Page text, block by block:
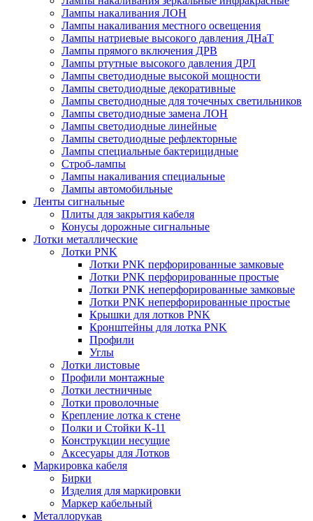
Лампы накаливания ЛОН
Лампы накаливания местного освещения
Лампы натриевые высокого давления ДНаТ
Лампы прямого включения ДРВ
Лампы ртутные высокого давления ДРЛ
Лампы светодиодные высокой мощности
Лампы светодиодные декоративные
Лампы светодиодные для точечных светильников
Лампы светодиодные замена ЛОН
Лампы светодиодные линейные
Лампы светодиодные рефлекторные
Лампы специальные бактерицидные
Строб-лампы
Лампы накаливания специальные
Лампы автомобильные
Ленты сигнальные
Плиты для закрытия кабеля
Конусы дорожные сигнальные
Лотки металлические
Лотки PNK
Лотки PNK перфорированные замковые
Лотки PNK перфорированные простые
Лотки PNK неперфорированные замковые
Лотки PNK неперфорированные простые
Крышки для лотков PNK
Кронштейны для лотка PNK
Профили
Углы
Лотки листовые
Профили монтажные
Лотки лестничные
Лотки проволочные
Крепление лотка к стене
Полки и Стойки К-11
Конструкции несущие
Аксесуары для Лотков
Маркировка кабеля
Бирки
Изделия для маркировки
Маркер кабельный
Металлорукав